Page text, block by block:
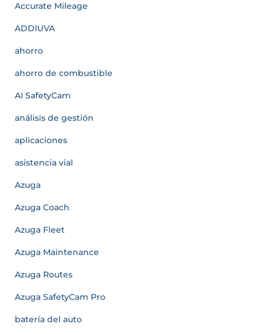
Accurate Mileage
ADDIUVA
ahorro
ahorro de combustible
AI SafetyCam
análisis de gestión
aplicaciones
asistencia vial
Azuga
Azuga Coach
Azuga Fleet
Azuga Maintenance
Azuga Routes
Azuga SafetyCam Pro
batería del auto